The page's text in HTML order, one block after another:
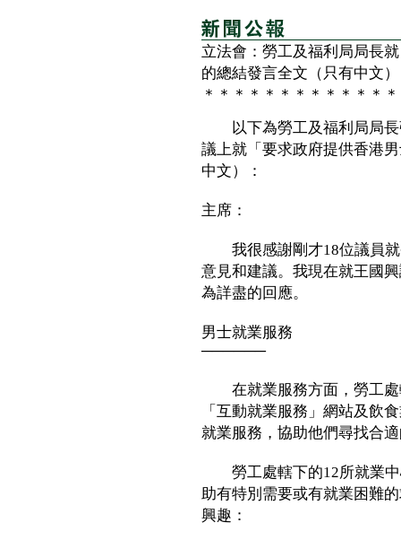
立法會：勞工及福利局局長
的總結發言全文（只有中文）
＊＊＊＊＊＊＊＊＊＊＊＊
以下為勞工及福利局局長
議上就「要求政府提供香港
中文）：
主席：
我很感謝剛才18位議員就
意見和建議。我現在就王國
為詳盡的回應。
男士就業服務
──────
在就業服務方面，勞工處
「互動就業服務」網站及飲
就業服務，協助他們尋找合
勞工處轄下的12所就業中
助有特別需要或有就業困難
興趣：